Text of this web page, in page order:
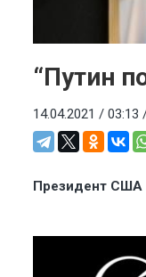
“Путин
14.04.2021 / 03:13
Президент США